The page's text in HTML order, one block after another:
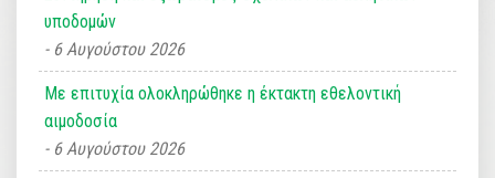
υποδομών
6 Αυγούστου 2026
Με επιτυχία ολοκληρώθηκε η έκτακτη εθελοντική
αιμοδοσία
6 Αυγούστου 2026